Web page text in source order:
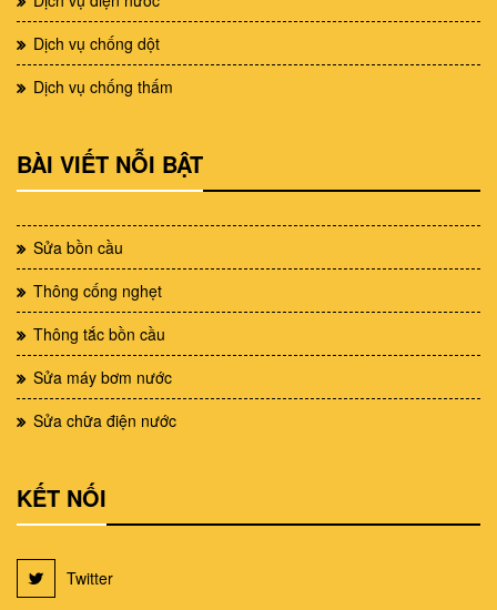
Dịch vụ chống dột
Dịch vụ chống thấm
BÀI VIẾT NỖI BẬT
Sửa bồn cầu
Thông cống nghẹt
Thông tắc bồn cầu
Sửa máy bơm nước
Sửa chữa điện nước
KẾT NỐI
Twitter